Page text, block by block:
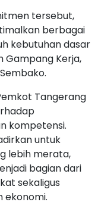
tersebut,
berbagai
kebutuhan dasar
Gampang Kerja,
Tangerang
kompetensi.
untuk
lebih merata,
bagian dari
sekaligus
ekonomi.